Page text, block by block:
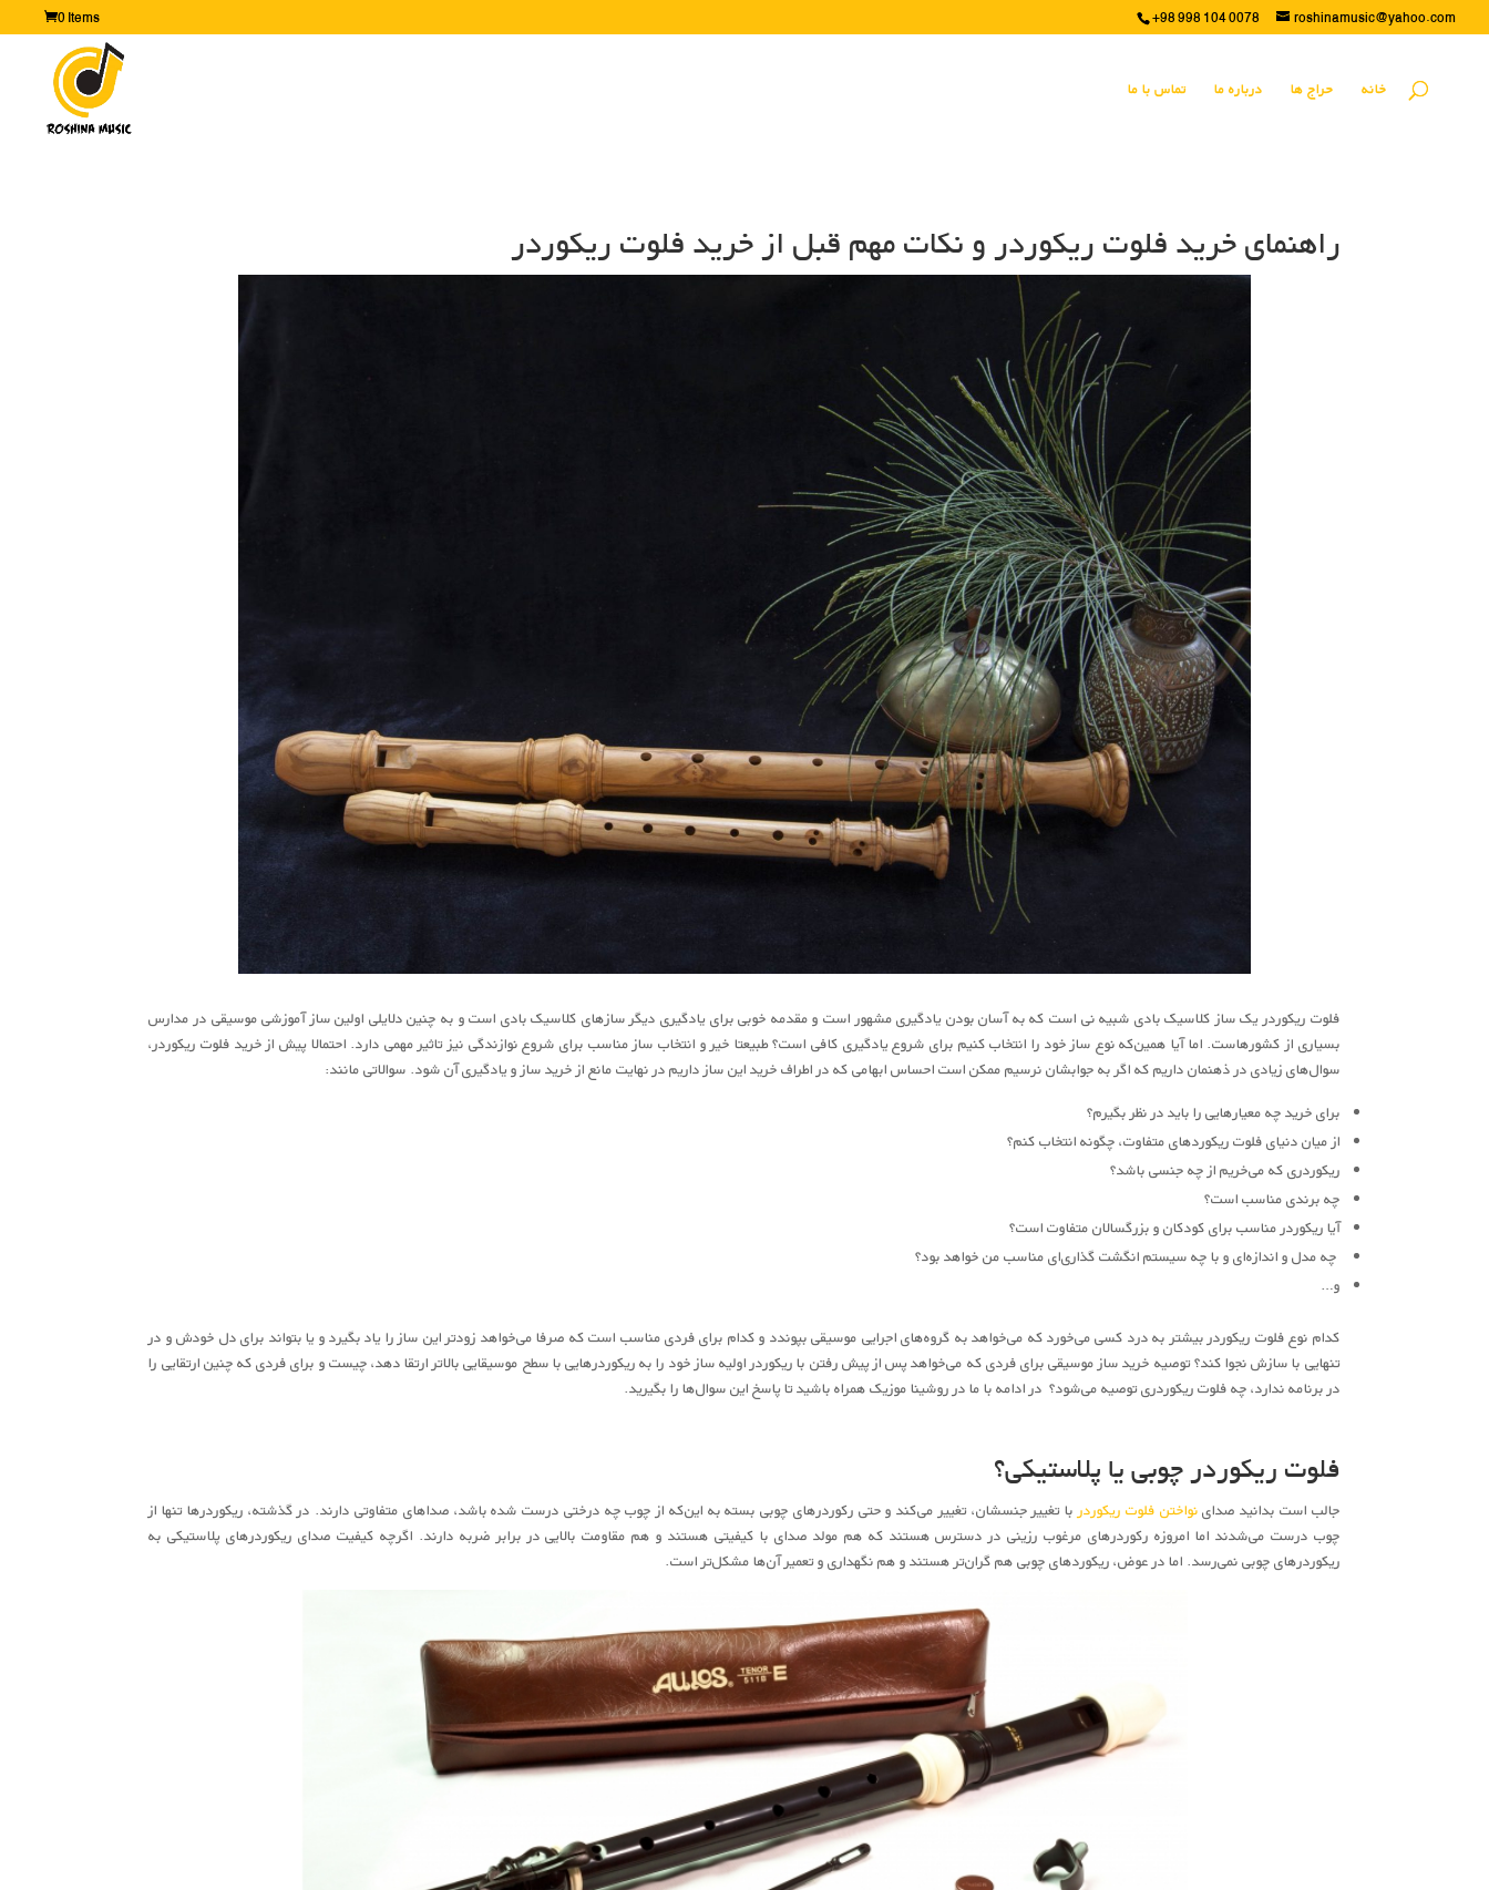
+98 998 104 0078 roshinamusic@yahoo.com
0 Items
خانه حراج ها درباره ما تماس با ما
راهنمای خرید فلوت ریکوردر و نکات مهم قبل از خرید فلوت ریکوردر
فلوت ریکوردر یک ساز کلاسیک بادی شبیه نی است که به آسان بودن یادگیری مشهور است و مقدمه خوبی برای یادگیری دیگر سازهای کلاسیک بادی است و به چنین دلایلی اولین ساز آموزشی موسیقی در مدارس
بسیاری از کشورهاست. اما آیا همین‌که نوع ساز خود را انتخاب کنیم برای شروع یادگیری کافی است؟ طبیعتا خیر و انتخاب ساز مناسب برای شروع نوازندگی نیز تاثیر مهمی دارد. احتمالا پیش از خرید فلوت ریکوردر،
سوال‌های زیادی در ذهنمان داریم که اگر به جوابشان نرسیم ممکن است احساس ابهامی که در اطراف خرید این ساز داریم در نهایت مانع از خرید ساز و یادگیری آن شود. سوالاتی مانند:
برای خرید چه معیارهایی را باید در نظر بگیرم؟
از میان دنیای فلوت‌ ریکوردهای متفاوت، چگونه انتخاب کنم؟
ریکوردری که می‌خریم از چه جنسی باشد؟
چه برندی مناسب است؟
آیا ریکوردر مناسب برای کودکان و بزرگسالان متفاوت است؟
چه مدل و اندازه‌ای و با چه سیستم انگشت‌ گذاری‌ای مناسب من خواهد بود؟
و…
کدام نوع فلوت ریکوردر بیشتر به درد کسی می‌خورد که می‌خواهد به گروه‌های اجرایی موسیقی بپوندد و کدام برای فردی مناسب است که صرفا می‌خواهد زودتر این ساز را یاد بگیرد و یا بتواند برای دل خودش و در
تنهایی با سازش نجوا کند؟ توصیه خرید ساز موسیقی برای فردی که می‌خواهد پس از پیش رفتن با ریکوردر اولیه ساز خود را به ریکوردرهایی با سطح موسیقایی بالاتر ارتقا دهد، چیست و برای فردی که چنین ارتقایی را
در برنامه ندارد، چه فلوت ریکوردری توصیه می‌شود؟ در ادامه با ما در روشینا موزیک همراه باشید تا پاسخ این سوال‌ها را بگیرید.
فلوت ریکوردر چوبی یا پلاستیکی؟
جالب است بدانید صداینواختن فلوت ریکوردر با تغییر جنسشان، تغییر می‌کند و حتی رکوردرهای چوبی بسته به این‌که از چوب چه درختی درست شده باشد، صداهای متفاوتی دارند. در گذشته، ریکوردرها تنها از
چوب درست می‌شدند اما امروزه رکوردرهای مرغوب رزینی در دسترس هستند که هم مولد صدای با کیفیتی هستند و هم مقاومت بالایی در برابر ضربه دارند. اگرچه کیفیت صدای ریکوردرهای پلاستیکی به
ریکوردرهای چوبی نمی‌رسد. اما در عوض، ریکوردهای چوبی هم گران‌تر هستند و هم نگهداری و تعمیر آن‌ها مشکل‌تر است.